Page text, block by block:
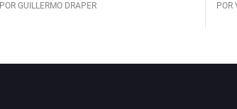
POR GUILLERMO DRAPER POR